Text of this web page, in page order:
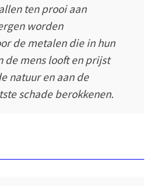
ten prooi aan
worden
de metalen die in hun
de mens looft en prijst
natuur en aan de
schade berokkenen.